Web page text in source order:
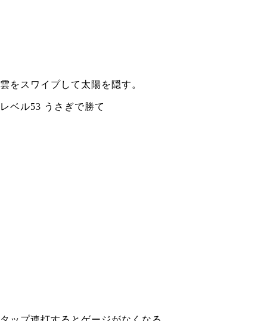
雲をスワイプして太陽を隠す。
レベル53 うさぎで勝て